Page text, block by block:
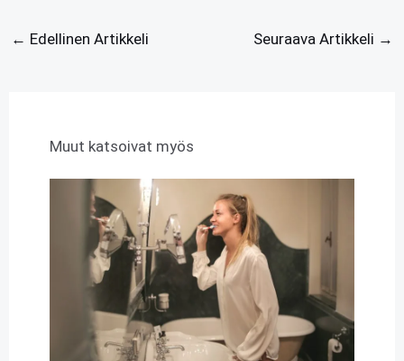
← Edellinen Artikkeli Seuraava Artikkeli →
Muut katsoivat myös